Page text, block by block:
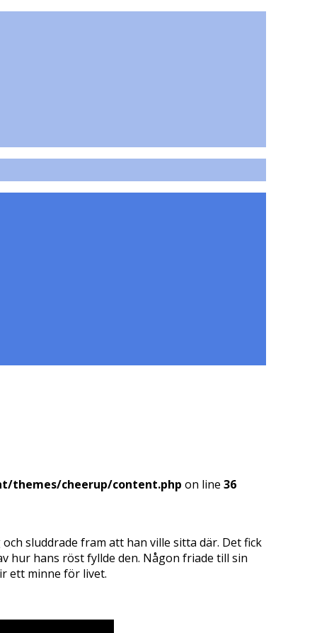
themes/cheerup/content.php on line 36
sluddrade fram att han ville sitta där. Det fick
hur hans röst fyllde den. Någon friade till sin
ett minne för livet.